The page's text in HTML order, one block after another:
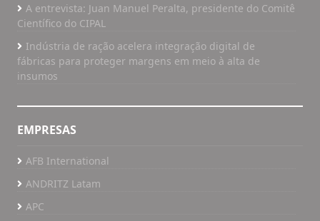
A entrevista: Juan Manuel Peralta, presidente do Comitê
Científico do CIPAL
Indústria de ração acelera integração digital de
fábricas para proteger margens em meio à alta de
insumos
EMPRESAS
AFB International
ANDRITZ Latam
APC